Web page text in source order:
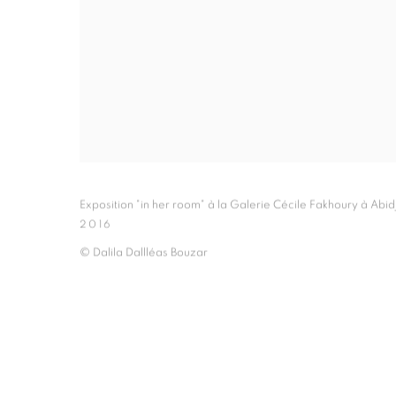
Exposition "in her room" à la Galerie Cécile Fakhoury à
2016
© Dalila Dallléas Bouzar